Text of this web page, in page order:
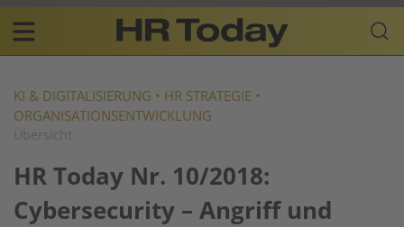
Skip
content
Plattform
für
Resources
navigation
DE
KI & DIGITALISIERUNG • HR STRATEGIE •
ORGANISATIONSENTWICKLUNG
Übersicht
HR Today Nr. 10/2018:
Cybersecurity – Angriff und